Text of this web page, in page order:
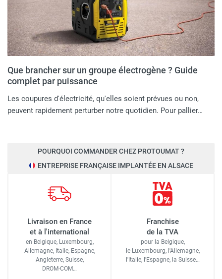
Que brancher sur un groupe électrogène ? Guide
complet par puissance
Les coupures d'électricité, qu'elles soient prévues ou non,
peuvent rapidement perturber notre quotidien. Pour pallier…
POURQUOI COMMANDER CHEZ PROTOUMAT ?
ENTREPRISE FRANÇAISE IMPLANTÉE EN ALSACE
Livraison en France
et à l'international
en Belgique, Luxembourg,
Allemagne, Italie, Espagne,
Angleterre, Suisse,
DROM-COM…
Franchise
de la TVA
pour la Belgique,
le Luxembourg, l'Allemagne,
l'Italie, l'Espagne, la Suisse…